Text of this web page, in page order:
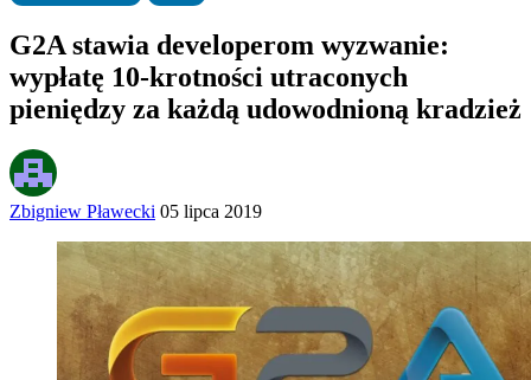
G2A stawia developerom wyzwanie:
wypłatę 10-krotności utraconych
pieniędzy za każdą udowodnioną kradzież
Zbigniew Pławecki 05 lipca 2019